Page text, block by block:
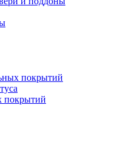
покрытий
покрытий